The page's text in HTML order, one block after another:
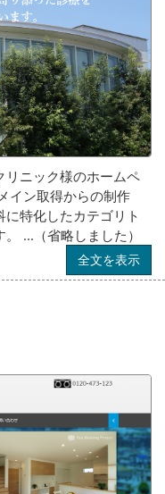
リニック様のホームペ
イン取得からの制作
特化したカテゴリト
...（省略しました）
全文を表示